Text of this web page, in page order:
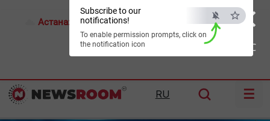
×
ESC
Subscribe to our
notifications!
To enable permission prompts, click on
the notification icon
Астана: 17°C Алматы: Шымкент:28°C
RU ☰